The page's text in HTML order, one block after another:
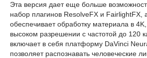
Эта версия дает еще больше
набор плагинов ResolveFX и FairlightFX,
обеспечивает обработку материала в
высоком разрешении с частотой до 120
включает в себя платформу DaVinci
позволяет распознавать человеческие